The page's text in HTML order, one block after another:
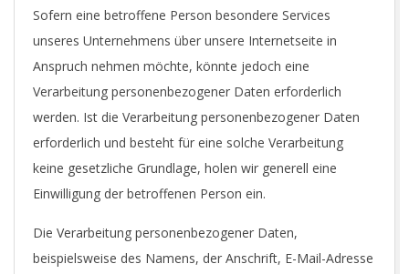
Sofern eine betroffene Person besondere Services
unseres Unternehmens über unsere Internetseite in
Anspruch nehmen möchte, könnte jedoch eine
Verarbeitung personenbezogener Daten erforderlich
werden. Ist die Verarbeitung personenbezogener Daten
erforderlich und besteht für eine solche Verarbeitung
keine gesetzliche Grundlage, holen wir generell eine
Einwilligung der betroffenen Person ein.
Die Verarbeitung personenbezogener Daten,
beispielsweise des Namens, der Anschrift, E-Mail-Adresse